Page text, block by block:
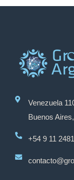
Venezuela
Buenos
+54 9 11